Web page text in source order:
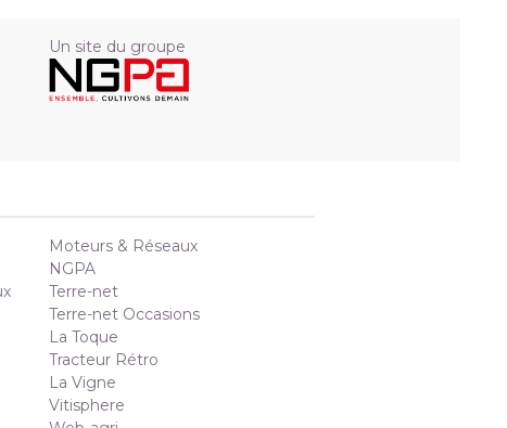
Un site du groupe
Moteurs & Réseaux
NGPA
Terre-net
Terre-net Occasions
La Toque
Tracteur Rétro
La Vigne
Vitisphere